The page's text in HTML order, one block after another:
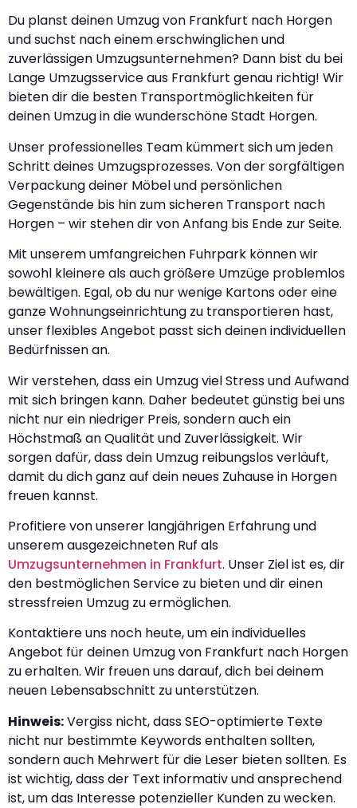
Du planst deinen Umzug von Frankfurt nach Horgen
und suchst nach einem erschwinglichen und
zuverlässigen Umzugsunternehmen? Dann bist du bei
Lange Umzugsservice aus Frankfurt genau richtig! Wir
bieten dir die besten Transportmöglichkeiten für
deinen Umzug in die wunderschöne Stadt Horgen.
Unser professionelles Team kümmert sich um jeden
Schritt deines Umzugsprozesses. Von der sorgfältigen
Verpackung deiner Möbel und persönlichen
Gegenstände bis hin zum sicheren Transport nach
Horgen – wir stehen dir von Anfang bis Ende zur Seite.
Mit unserem umfangreichen Fuhrpark können wir
sowohl kleinere als auch größere Umzüge problemlos
bewältigen. Egal, ob du nur wenige Kartons oder eine
ganze Wohnungseinrichtung zu transportieren hast,
unser flexibles Angebot passt sich deinen individuellen
Bedürfnissen an.
Wir verstehen, dass ein Umzug viel Stress und Aufwand
mit sich bringen kann. Daher bedeutet günstig bei uns
nicht nur ein niedriger Preis, sondern auch ein
Höchstmaß an Qualität und Zuverlässigkeit. Wir
sorgen dafür, dass dein Umzug reibungslos verläuft,
damit du dich ganz auf dein neues Zuhause in Horgen
freuen kannst.
Profitiere von unserer langjährigen Erfahrung und
unserem ausgezeichneten Ruf als
Umzugsunternehmen in Frankfurt. Unser Ziel ist es, dir
den bestmöglichen Service zu bieten und dir einen
stressfreien Umzug zu ermöglichen.
Kontaktiere uns noch heute, um ein individuelles
Angebot für deinen Umzug von Frankfurt nach Horgen
zu erhalten. Wir freuen uns darauf, dich bei deinem
neuen Lebensabschnitt zu unterstützen.
Hinweis:Vergiss nicht, dass SEO-optimierte Texte
nicht nur bestimmte Keywords enthalten sollten,
sondern auch Mehrwert für die Leser bieten sollten. Es
ist wichtig, dass der Text informativ und ansprechend
ist, um das Interesse potenzieller Kunden zu wecken.